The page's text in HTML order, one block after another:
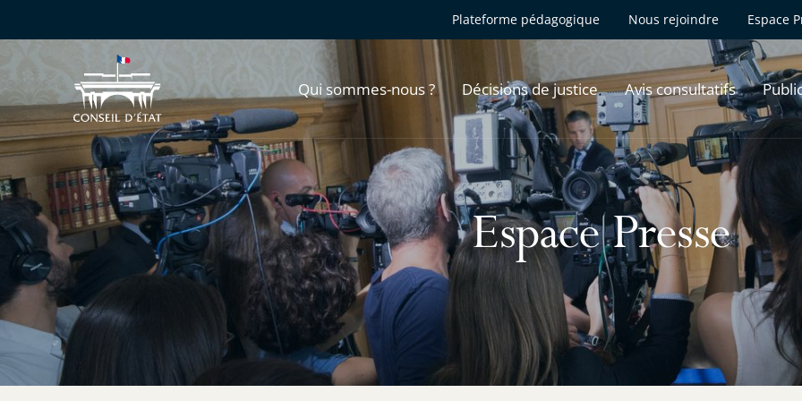
Plateforme pédagogique Nous rejoindre Espace
Qui sommes-nous ? Décisions de justice Avis consultatifs
Espace Presse